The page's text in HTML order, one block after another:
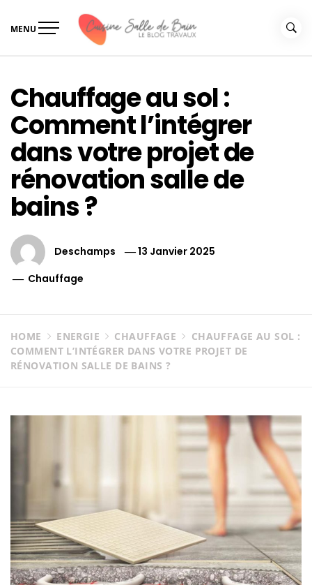
MENU
Chauffage au sol :
Comment l’intégrer
dans votre projet de
rénovation salle de
bains ?
Deschamps
13 Janvier 2025
Chauffage
HOME ENERGIE CHAUFFAGE
CHAUFFAGE AU SOL :
COMMENT L’INTÉGRER DANS VOTRE PROJET DE
RÉNOVATION SALLE DE BAINS ?